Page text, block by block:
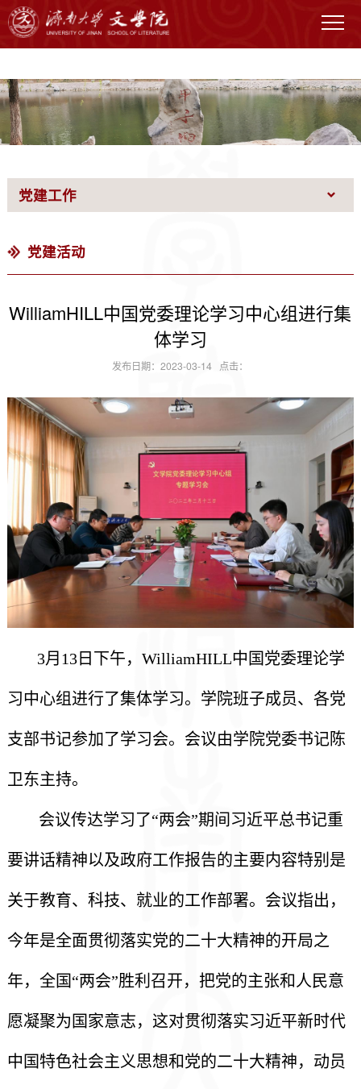
WilliamHILL中国官网
党建工作
党建活动
WilliamHILL中国党委理论学习中心组进行集
体学习
发布日期：2023-03-14 点击：
3月13日下午，WilliamHILL中国党委理论学
习中心组进行了集体学习。学院班子成员、各党
支部书记参加了学习会。会议由学院党委书记陈
卫东主持。
会议传达学习了“两会”期间习近平总书记重
要讲话精神以及政府工作报告的主要内容特别是
关于教育、科技、就业的工作部署。会议指出，
今年是全面贯彻落实党的二十大精神的开局之
年，全国“两会”胜利召开，把党的主张和人民意
愿凝聚为国家意志，这对贯彻落实习近平新时代
中国特色社会主义思想和党的二十大精神，动员